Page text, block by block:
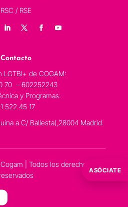
RSC / RSE
Contacto
LGTBI+ de COGAM:
70 – 602252243
y Programas:
522 45 17
a C/ Ballesta),28004 Madrid.
| Todos los derechos
ASÓCIATE